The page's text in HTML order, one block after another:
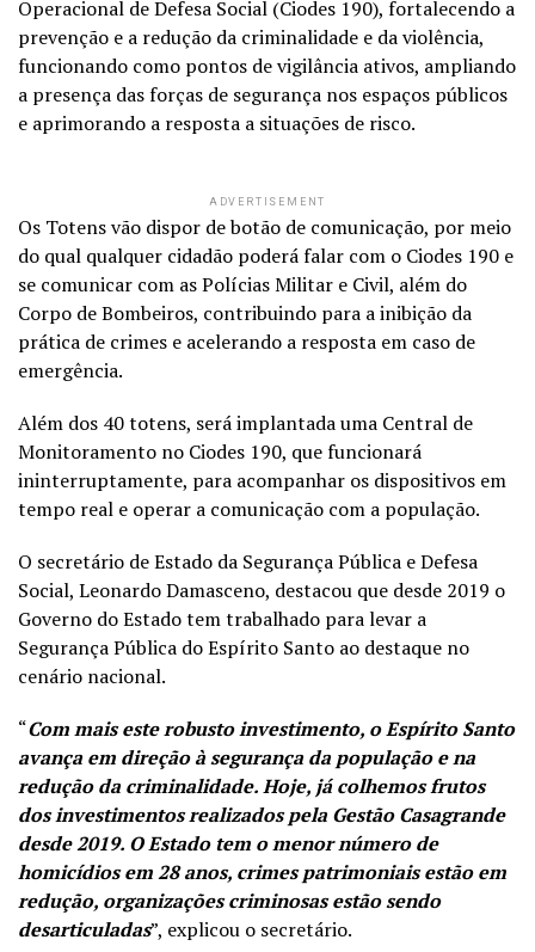
Operacional de Defesa Social (Ciodes 190), fortalecendo a
prevenção e a redução da criminalidade e da violência,
funcionando como pontos de vigilância ativos, ampliando
a presença das forças de segurança nos espaços públicos
e aprimorando a resposta a situações de risco.
ADVERTISEMENT
Os Totens vão dispor de botão de comunicação, por meio
do qual qualquer cidadão poderá falar com o Ciodes 190 e
se comunicar com as Polícias Militar e Civil, além do
Corpo de Bombeiros, contribuindo para a inibição da
prática de crimes e acelerando a resposta em caso de
emergência.
Além dos 40 totens, será implantada uma Central de
Monitoramento no Ciodes 190, que funcionará
ininterruptamente, para acompanhar os dispositivos em
tempo real e operar a comunicação com a população.
O secretário de Estado da Segurança Pública e Defesa
Social, Leonardo Damasceno, destacou que desde 2019 o
Governo do Estado tem trabalhado para levar a
Segurança Pública do Espírito Santo ao destaque no
cenário nacional.
“Com mais este robusto investimento, o Espírito Santo
avança em direção à segurança da população e na
redução da criminalidade. Hoje, já colhemos frutos
dos investimentos realizados pela Gestão Casagrande
desde 2019. O Estado tem o menor número de
homicídios em 28 anos, crimes patrimoniais estão em
redução, organizações criminosas estão sendo
desarticuladas”, explicou o secretário.